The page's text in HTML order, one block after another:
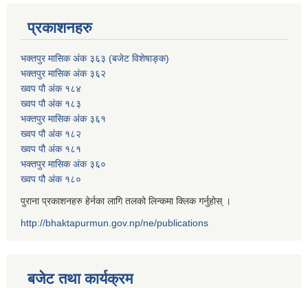
प्रकाशनहरु
भक्तपुर मासिक अंक ३६३ (बजेट विशेषाङ्क)
भक्तपुर मासिक अंक ३६२
ख्वप पौ अंक १८४
ख्वप पौ अंक १८३
भक्तपुर मासिक अंक ३६१
ख्वप पौ अंक १८२
ख्वप पौ अंक १८१
भक्तपुर मासिक अंक ३६०
ख्वप पौ अंक १८०
पुराना प्रकाशनहरु हेर्नका लागि तलको लिन्कमा क्लिक गर्नुहोस् ।
http://bhaktapurmun.gov.np/ne/publications
बजेट तथा कार्यक्रम